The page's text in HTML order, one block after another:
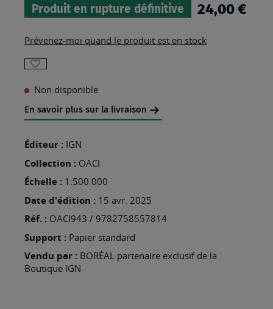
Produit en rupture définitive 24,00 €
Prévenez-moi quand le produit est en stock
AJOUTER
À
MA
D’ENVIES
:
OACI943
-
FRANCE
SUD-
OUEST
2025
Non disponible
En savoir plus sur la livraison
Éditeur : IGN
Collection : OACI
Échelle : 1:500 000
Date d'édition : 15 avr. 2025
Réf. : OACI943 / 9782758557814
Support : Papier standard
Vendu par : BORÉAL partenaire exclusif de la
Boutique IGN